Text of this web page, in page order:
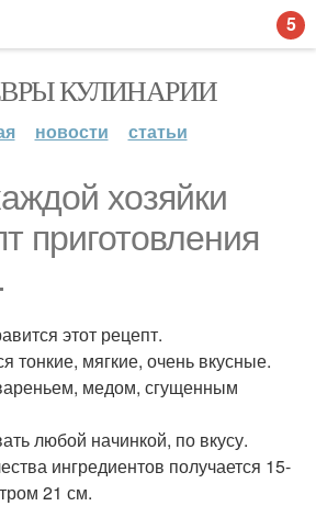
КУЛИНАРИИ
новости статьи
хозяйки
приготовления
этот рецепт.
тонкие, мягкие, очень вкусные.
медом, сгущенным
любой начинкой, по вкусу.
ингредиентов получается 15-
21 см.
5